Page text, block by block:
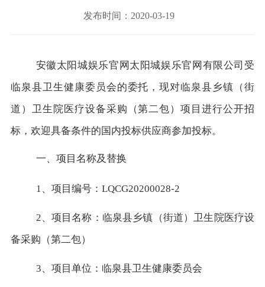
发布时间：2020-03-19
安徽太阳城娱乐官网太阳城娱乐官网有限公司受
临泉县卫生健康委员会的委托，现对临泉县乡镇（街
道）卫生院医疗设备采购（第二包）项目进行公开招
标，欢迎具备条件的国内投标供应商参加投标。
一、项目名称及替换
1、项目编号：LQCG20200028-2
2、项目名称：临泉县乡镇（街道）卫生院医疗设
备采购（第二包）
3、项目单位：临泉县卫生健康委员会